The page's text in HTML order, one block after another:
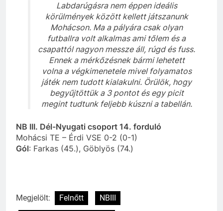
Labdarúgásra nem éppen ideális
körülmények között kellett játszanunk
Mohácson. Ma a pályára csak olyan
futballra volt alkalmas ami tőlem és a
csapattól nagyon messze áll, rúgd és fuss.
Ennek a mérkőzésnek bármi lehetett
volna a végkimenetele mivel folyamatos
játék nem tudott kialakulni. Örülök, hogy
begyűjtöttük a 3 pontot és egy picit
megint tudtunk feljebb kúszni a tabellán.
NB III. Dél-Nyugati csoport 14. forduló
Mohácsi TE – Érdi VSE 0-2 (0-1)
Gól: Farkas (45.), Göblyös (74.)
Megjelölt: Felnőtt
NBIII